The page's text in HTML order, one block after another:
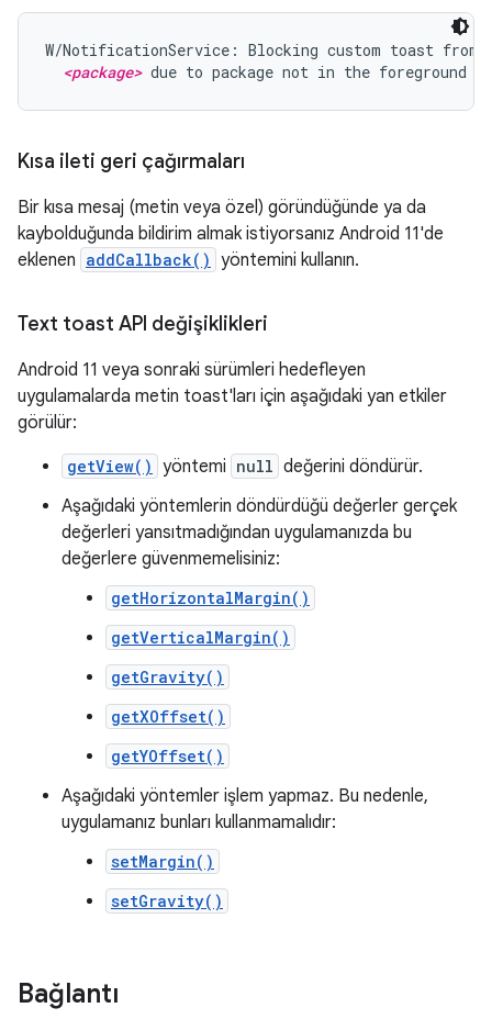
W/NotificationService: Blocking custom toast from
<package> due to package not in the foreground
Kısa ileti geri çağırmaları
Bir kısa mesaj (metin veya özel) göründüğünde ya da
kaybolduğunda bildirim almak istiyorsanız Android 11'de
eklenen addCallback() yöntemini kullanın.
Text toast API değişiklikleri
Android 11 veya sonraki sürümleri hedefleyen
uygulamalarda metin toast'ları için aşağıdaki yan etkiler
görülür:
getView() yöntemi null değerini döndürür.
Aşağıdaki yöntemlerin döndürdüğü değerler gerçek
değerleri yansıtmadığından uygulamanızda bu
değerlere güvenmemelisiniz:
getHorizontalMargin()
getVerticalMargin()
getGravity()
getXOffset()
getYOffset()
Aşağıdaki yöntemler işlem yapmaz. Bu nedenle,
uygulamanız bunları kullanmamalıdır:
setMargin()
setGravity()
Bağlantı